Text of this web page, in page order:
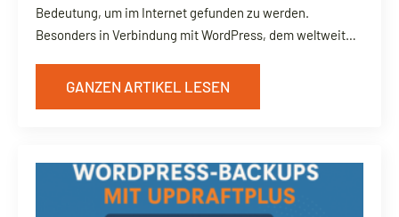
Bedeutung, um im Internet gefunden zu werden.
Besonders in Verbindung mit WordPress, dem weltweit…
GANZEN ARTIKEL LESEN